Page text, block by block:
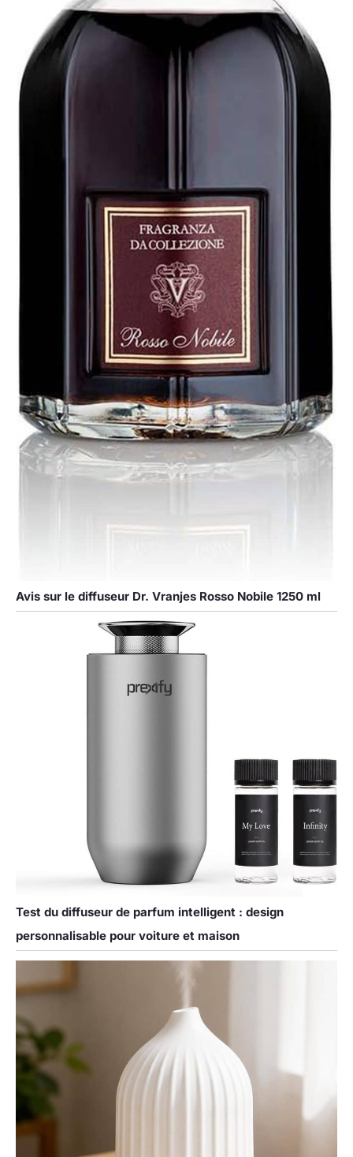
Avis sur le diffuseur Dr. Vranjes Rosso Nobile 1250 ml
Test du diffuseur de parfum intelligent : design
personnalisable pour voiture et maison